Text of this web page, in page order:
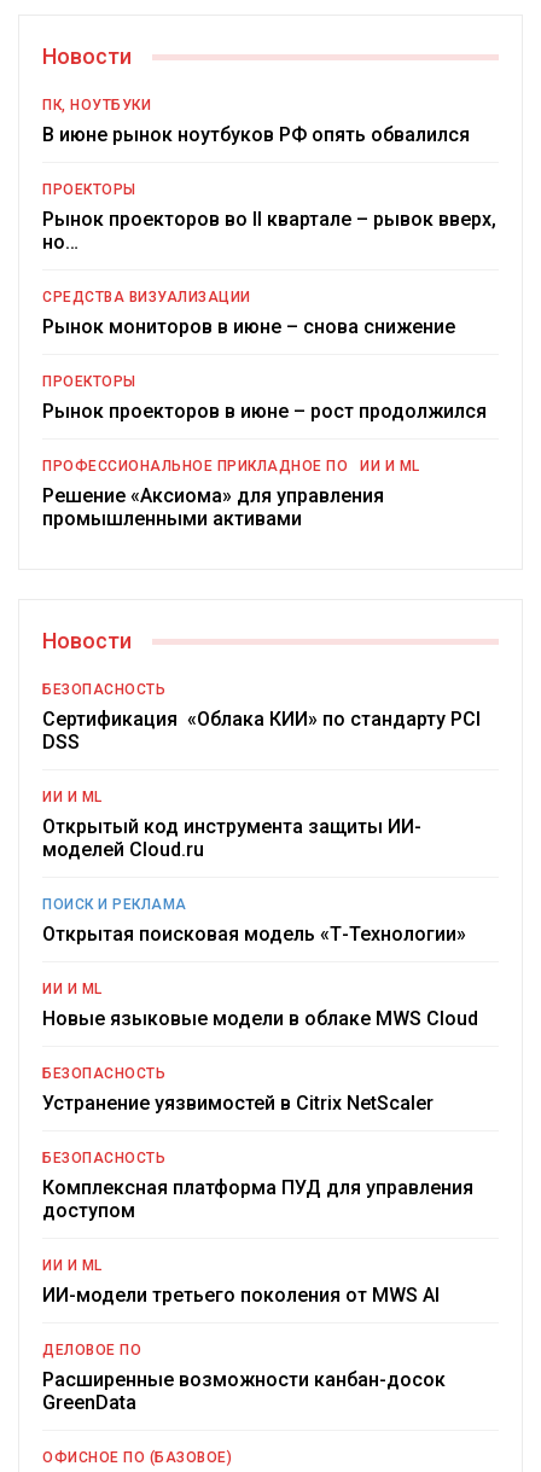
Новости
ПК, НОУТБУКИ
В июне рынок ноутбуков РФ опять обвалился
ПРОЕКТОРЫ
Рынок проекторов во II квартале – рывок вверх,
но…
СРЕДСТВА ВИЗУАЛИЗАЦИИ
Рынок мониторов в июне – снова снижение
ПРОЕКТОРЫ
Рынок проекторов в июне – рост продолжился
ПРОФЕССИОНАЛЬНОЕ ПРИКЛАДНОЕ ПО ИИ И ML
Решение «Аксиома» для управления
промышленными активами
Новости
БЕЗОПАСНОСТЬ
Сертификация «Облака КИИ» по стандарту PCI
DSS
ИИ И ML
Открытый код инструмента защиты ИИ-
моделей Cloud.ru
ПОИСК И РЕКЛАМА
Открытая поисковая модель «Т-Технологии»
ИИ И ML
Новые языковые модели в облаке MWS Cloud
БЕЗОПАСНОСТЬ
Устранение уязвимостей в Citrix NetScaler
БЕЗОПАСНОСТЬ
Комплексная платформа ПУД для управления
доступом
ИИ И ML
ИИ-модели третьего поколения от MWS AI
ДЕЛОВОЕ ПО
Расширенные возможности канбан-досок
GreenData
ОФИСНОЕ ПО (БАЗОВОЕ)